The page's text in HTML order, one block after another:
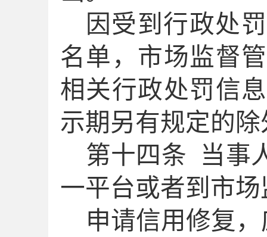
因受到行政处
名单， 市场监督
相关行政处罚信息
示期另有规定的除
第十四条
当事
一平台或者到市
申请信用修复